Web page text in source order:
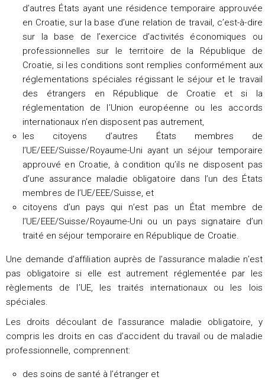
d’autres États ayant une résidence temporaire approuvée
en Croatie, sur la base d’une relation de travail, c’est-à-dire
sur la base de l’exercice d’activités économiques ou
professionnelles sur le territoire de la République de
Croatie, si les conditions sont remplies conformément aux
réglementations spéciales régissant le séjour et le travail
des étrangers en République de Croatie et si la
réglementation de l’Union européenne ou les accords
internationaux n’en disposent pas autrement,
les citoyens d’autres États membres de
l’UE/EEE/Suisse/Royaume-Uni ayant un séjour temporaire
approuvé en Croatie, à condition qu’ils ne disposent pas
d’une assurance maladie obligatoire dans l’un des États
membres de l’UE/EEE/Suisse, et
citoyens d’un pays qui n’est pas un État membre de
l’UE/EEE/Suisse/Royaume-Uni ou un pays signataire d’un
traité en séjour temporaire en République de Croatie.
Une demande d’affiliation auprès de l’assurance maladie n’est
pas obligatoire si elle est autrement réglementée par les
règlements de l’UE, les traités internationaux ou les lois
spéciales.
Les droits découlant de l’assurance maladie obligatoire, y
compris les droits en cas d’accident du travail ou de maladie
professionnelle, comprennent:
des soins de santé à l’étranger et